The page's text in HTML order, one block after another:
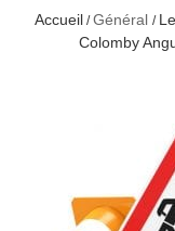
Accueil Général
Colomby